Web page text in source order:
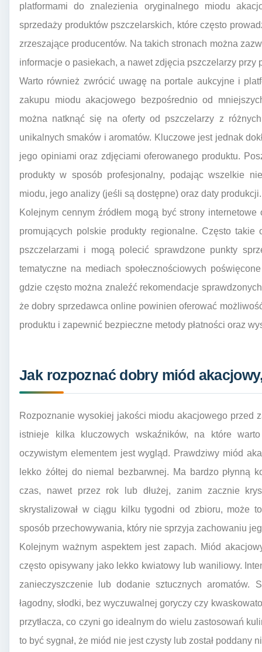
platformami do znalezienia oryginalnego miodu
sprzedaży produktów pszczelarskich, które często
zrzeszające producentów. Na takich stronach można
informacje o pasiekach, a nawet zdjęcia pszczelarzy przy
Warto również zwrócić uwagę na portale aukcyjne i
zakupu miodu akacjowego bezpośrednio od
można natknąć się na oferty od pszczelarzy z
unikalnych smaków i aromatów. Kluczowe jest jednak
jego opiniami oraz zdjęciami oferowanego produktu.
produkty w sposób profesjonalny, podając wszelkie
miodu, jego analizy (jeśli są dostępne) oraz daty produkcji.
Kolejnym cennym źródłem mogą być strony
promujących polskie produkty regionalne. Często takie
pszczelarzami i mogą polecić sprawdzone punkty
tematyczne na mediach społecznościowych
gdzie często można znaleźć rekomendacje
że dobry sprzedawca online powinien oferować
produktu i zapewnić bezpieczne metody płatności oraz
Jak rozpoznać dobry miód
Rozpoznanie wysokiej jakości miodu akacjowego przed
istnieje kilka kluczowych wskaźników, na które
oczywistym elementem jest wygląd. Prawdziwy miód
lekko żółtej do niemal bezbarwnej. Ma bardzo płynną
czas, nawet przez rok lub dłużej, zanim zacznie
skrystalizował w ciągu kilku tygodni od zbioru, może
sposób przechowywania, który nie sprzyja zachowaniu
Kolejnym ważnym aspektem jest zapach. Miód
często opisywany jako lekko kwiatowy lub waniliowy.
zanieczyszczenie lub dodanie sztucznych aromatów.
łagodny, słodki, bez wyczuwalnej goryczy czy
przytłacza, co czyni go idealnym do wielu zastosowań
to być sygnał, że miód nie jest czysty lub został poddany